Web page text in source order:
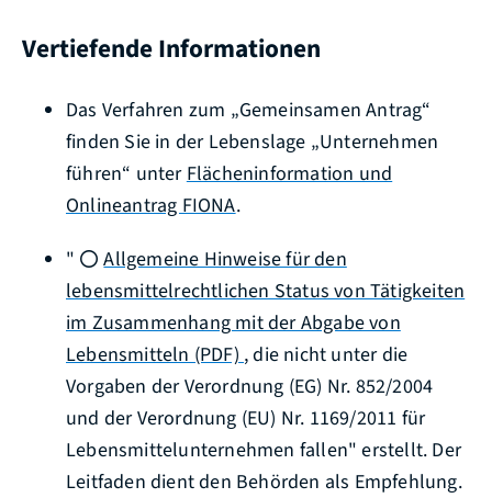
Vertiefende Informationen
Das Verfahren zum „Gemeinsamen Antrag“
finden Sie in der Lebenslage „Unternehmen
führen“ unter Flächeninformation und
Onlineantrag FIONA.
"
Allgemeine Hinweise für den
lebensmittelrechtlichen Status von Tätigkeiten
im Zusammenhang mit der Abgabe von
Lebensmitteln (PDF) , die nicht unter die
Vorgaben der Verordnung (EG) Nr. 852/2004
und der Verordnung (EU) Nr. 1169/2011 für
Lebensmittelunternehmen fallen" erstellt. Der
Leitfaden dient den Behörden als Empfehlung.